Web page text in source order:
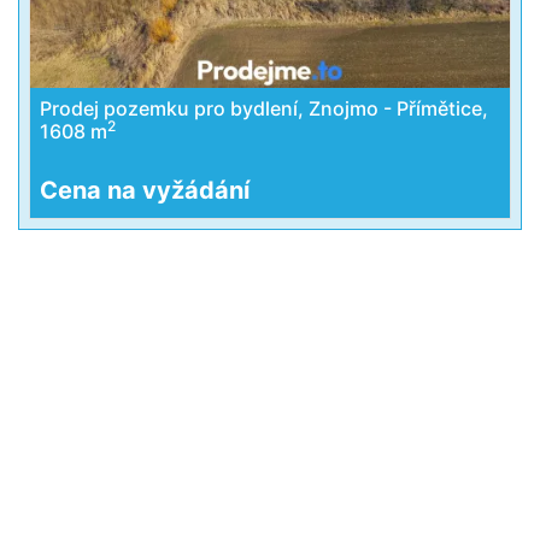
Prodej pozemku pro bydlení, Znojmo - Přímětice,
1608 m2
Cena na vyžádání